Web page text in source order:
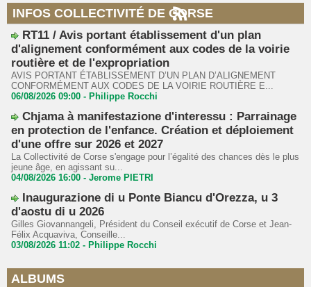
INFOS COLLECTIVITÉ DE CORSE
RT11 / Avis portant établissement d'un plan
d'alignement conformément aux codes de la voirie
routière et de l'expropriation
AVIS PORTANT ÉTABLISSEMENT D’UN PLAN D’ALIGNEMENT
CONFORMÉMENT AUX CODES DE LA VOIRIE ROUTIÈRE E...
06/08/2026 09:00 - Philippe Rocchi
Chjama à manifestazione d'interessu : Parrainage
en protection de l'enfance. Création et déploiement
d'une offre sur 2026 et 2027
La Collectivité de Corse s'engage pour l’égalité des chances dès le plus
jeune âge, en agissant su...
04/08/2026 16:00 - Jerome PIETRI
Inaugurazione di u Ponte Biancu d'Orezza, u 3
d'aostu di u 2026
Gilles Giovannangeli, Président du Conseil exécutif de Corse et Jean-
Félix Acquaviva, Conseille...
03/08/2026 11:02 - Philippe Rocchi
ALBUMS